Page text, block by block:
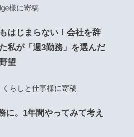
様に寄稿
はじまらない！会社を辞
私が「週3勤務」を選んだ
望
らしと仕事様に寄稿
に。1年間やってみて考え